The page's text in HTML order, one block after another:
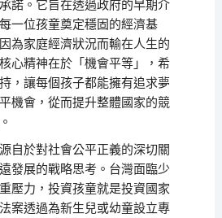
諾。它旨在透過政府的早期介
一位孩童奠定穩固的經濟基
為家庭經濟狀況而輸在人生的
心精神在於「機會平等」，希
，讓每個孩子都能擁有追求夢
機會，從而提升整體國家的競
自於對社會公平正義的深切關
發展的戰略思考。台灣面臨少
壓力，投資孩童就是投資國家
案透過為新生兒或幼童設立專